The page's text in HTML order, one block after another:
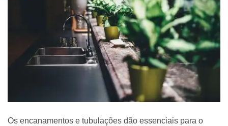
Os encanamentos e tubulações dão essenciais para o